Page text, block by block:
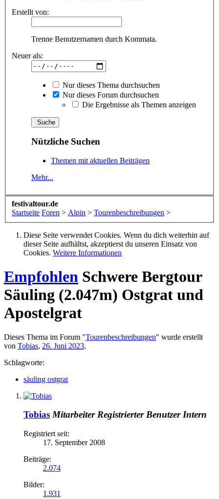
Erstellt von:
Trenne Benutzernamen durch Kommata.
Neuer als:
Nur dieses Thema durchsuchen
Nur dieses Forum durchsuchen
Die Ergebnisse als Themen anzeigen
Nützliche Suchen
Themen mit aktuellen Beiträgen
Mehr...
festivaltour.de
Startseite Foren > Alpin > Tourenbeschreibungen >
Diese Seite verwendet Cookies. Wenn du dich weiterhin auf
dieser Seite aufhältst, akzeptierst du unseren Einsatz von
Cookies. Weitere Informationen
Empfohlen Schwere Bergtour
Säuling (2.047m) Ostgrat und
Apostelgrat
Dieses Thema im Forum "Tourenbeschreibungen" wurde erstellt
von Tobias, 26. Juni 2023.
Schlagworte:
säuling ostgrat
Tobias Mitarbeiter Registrierter Benutzer Intern
Registriert seit:
17. September 2008
Beiträge:
2.074
Bilder:
1.931